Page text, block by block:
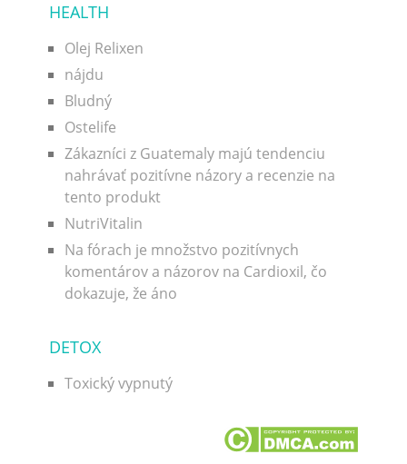
HEALTH
Olej Relixen
nájdu
Bludný
Ostelife
Zákazníci z Guatemaly majú tendenciu
nahrávať pozitívne názory a recenzie na
tento produkt
NutriVitalin
Na fórach je množstvo pozitívnych
komentárov a názorov na Cardioxil, čo
dokazuje, že áno
DETOX
Toxický vypnutý